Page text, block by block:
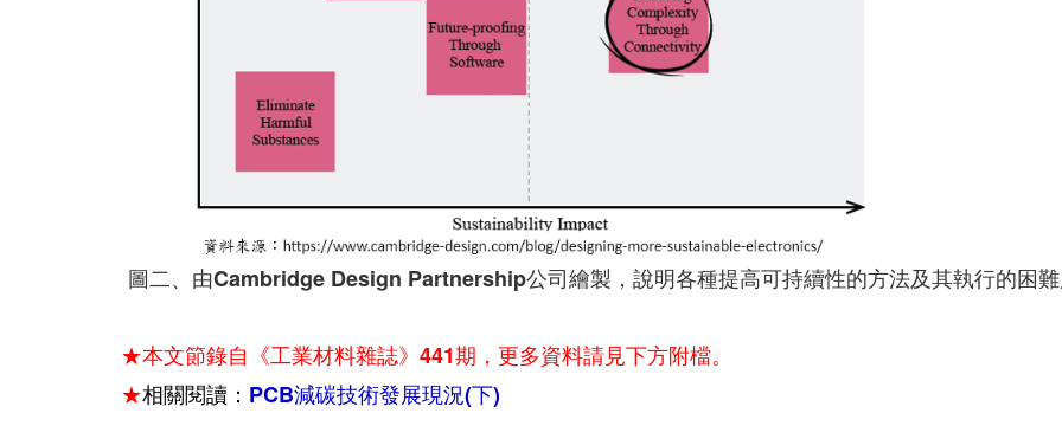
圖二、由Cambridge Design Partnership公司繪製，說明各種提高可持續性的方法及其執行的困
★本文節錄自《工業材料雜誌》441期，更多資料請見下方附檔。
★相關閱讀： PCB減碳技術發展現況(下)